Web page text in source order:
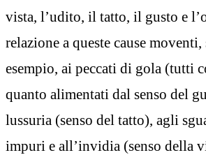
vista, l’udito, il tatto, il gusto e
relazione a queste cause moventi,
esempio, ai peccati di gola (tutti
quanto alimentati dal senso del
lussuria (senso del tatto), agli
impuri e all’invidia (senso della